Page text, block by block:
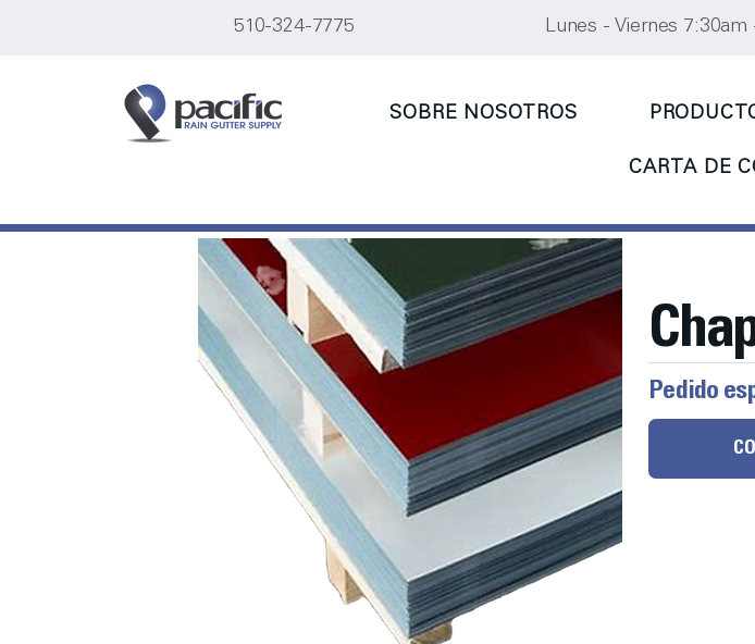
510-324-7775 Lunes - Viernes 7:30am
SOBRE NOSOTROS
CARTA DE
Pedido